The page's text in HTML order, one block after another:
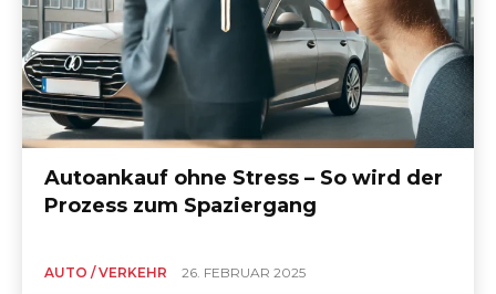
Autoankauf ohne Stress – So wird der
Prozess zum Spaziergang
AUTO / VERKEHR 26. FEBRUAR 2025